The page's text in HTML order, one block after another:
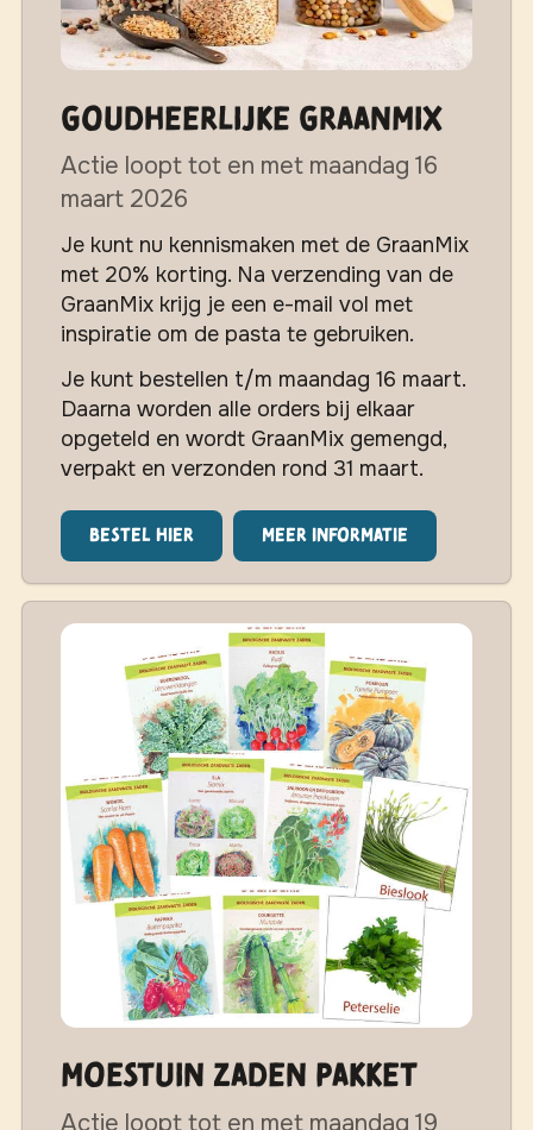
Goudheerlijke GraanMix
Actie loopt tot en met maandag 16
maart 2026
Je kunt nu kennismaken met de GraanMix
met 20% korting. Na verzending van de
GraanMix krijg je een e-mail vol met
inspiratie om de pasta te gebruiken.
Je kunt bestellen t/m maandag 16 maart.
Daarna worden alle orders bij elkaar
opgeteld en wordt GraanMix gemengd,
verpakt en verzonden rond 31 maart.
Bestel hier Meer informatie
Moestuin Zaden Pakket
Actie loopt tot en met maandag 19